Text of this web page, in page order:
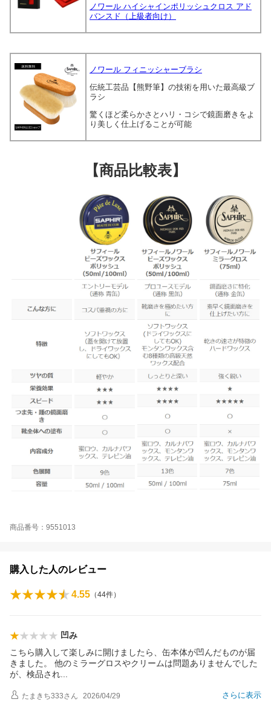
ノワール ハイシャインポリッシュクロス アド
バンスド（上級者向け）
ノワール フィニッシャーブラシ
伝統工芸品【熊野筆】の技術を用いた最高級ブ
ラシ
驚くほど柔らかさとハリ・コシで鏡面磨きをよ
り美しく仕上げることが可能
【商品比較表】
商品番号：9551013
購入した人のレビュー
4.55 （44件）
凹み
こちら購入して楽しみに開けましたら、缶本体が凹んだものが届
きました。 他のミラーグロスやクリームは問題ありませんでした
が、検品され
さらに表示
たまきち333さん 2026/04/29